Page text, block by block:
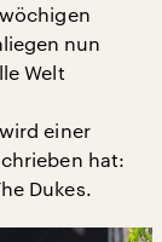
nun
Welt
einer
hat:
Dukes.